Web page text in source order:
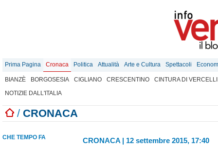
Prima Pagina Cronaca Politica Attualità Arte e Cultura Spettacoli
BIANZÈ BORGOSESIA CIGLIANO CRESCENTINO
CINTURA DI VERCELLI
NOTIZIE DALL'ITALIA
/ CRONACA
CHE TEMPO FA CRONACA | 12 settembre 2015, 17:40